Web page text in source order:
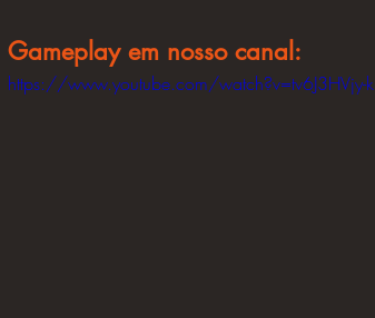
Gameplay em nosso canal:
https://www.youtube.com/watch?v=tv6J3HVjy-k